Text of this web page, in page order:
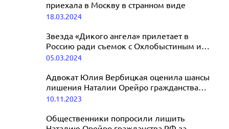
приехала в Москву в странном виде
18.03.2024
Звезда «Дикого ангела» прилетает в
Россию ради съемок с Охлобыстиным и
Асмус
05.03.2024
Адвокат Юлия Вербицкая оценила шансы
лишения Наталии Орейро гражданства
России
10.11.2023
Общественники попросили лишить